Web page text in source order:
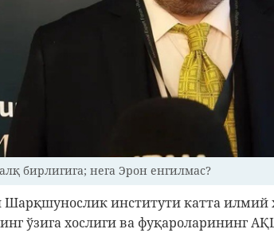
бирлигига; нега Эрон енгилмас?
Шарқшунослик институти катта
ўзига хослиги ва фуқароларининг